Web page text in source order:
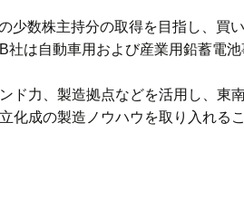
少数株主持分の取得を目指し、買
は自動車用および産業用鉛蓄電
ド力、製造拠点などを活用し、東
化成の製造ノウハウを取り入れる